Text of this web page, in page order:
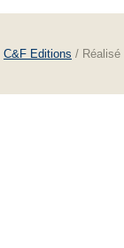
C&F Editions /